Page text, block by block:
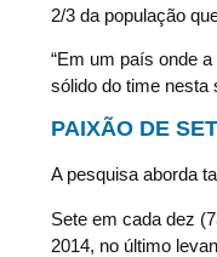
2/3 da população
“Em um país onde
sólido do time nesta
PAIXÃO DE
A pesquisa aborda
Sete em cada dez
2014, no último